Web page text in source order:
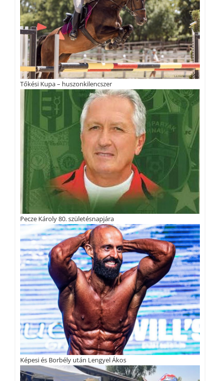
Tőkési Kupa – huszonkilencszer
Pecze Károly 80. születésnapjára
Képesi és Borbély után Lengyel Ákos